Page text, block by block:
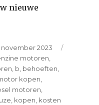
nieuwe
november 2023
motoren
b behoeften
kopen
motoren
kopen kosten